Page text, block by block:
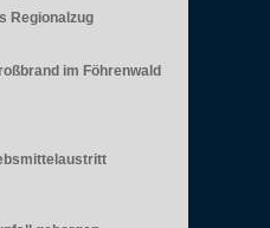
Regionalzug
im Föhrenwald